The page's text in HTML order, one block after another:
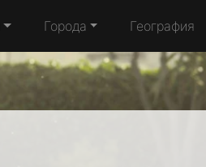
Города География